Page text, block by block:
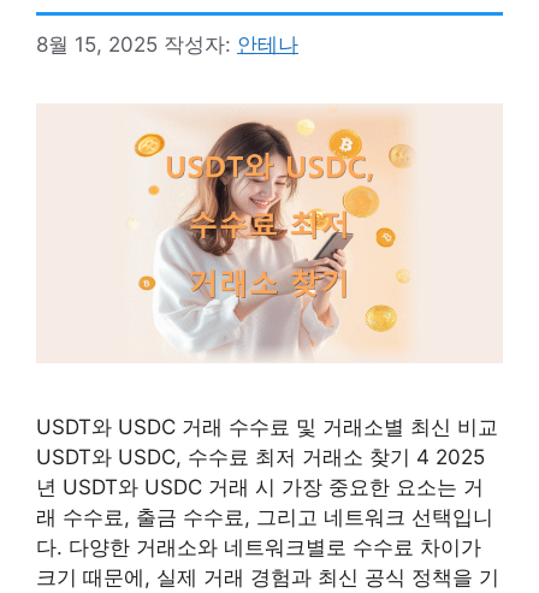
8월 15, 2025 작성자: 안테나
USDT와 USDC 거래 수수료 및 거래소별 최신 비교
USDT와 USDC, 수수료 최저 거래소 찾기 4 2025
년 USDT와 USDC 거래 시 가장 중요한 요소는 거
래 수수료, 출금 수수료, 그리고 네트워크 선택입니
다. 다양한 거래소와 네트워크별로 수수료 차이가
크기 때문에, 실제 거래 경험과 최신 공식 정책을 기